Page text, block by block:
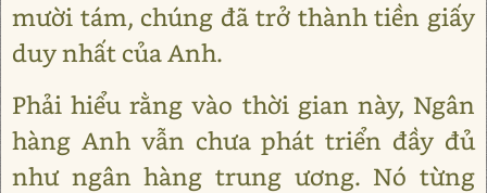
mười tám, chúng đã trở thành tiền giấy
duy nhất của Anh.
Phải hiểu rằng vào thời gian này, Ngân
hàng Anh vẫn chưa phát triển đầy đủ
như ngân hàng trung ương. Nó từng